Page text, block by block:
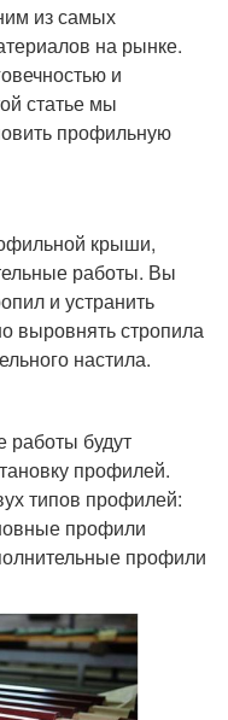
из самых
на рынке.
и
статье мы
профильную
крыши,
работы. Вы
и устранить
выровнять стропила
настила.
работы будут
профилей.
типов профилей:
профили
профили